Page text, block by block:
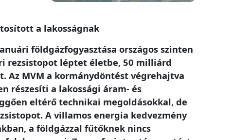
a lakosságnak
földgázfogyasztása országos szinten
rezsistopot léptet életbe, 50 milliárd
Az MVM a kormánydöntést végrehajtva
részesíti a lakossági áram- és
eltérő technikai megoldásokkal, de
A villamos energia kedvezmény
a földgázzal fűtőknek nincs